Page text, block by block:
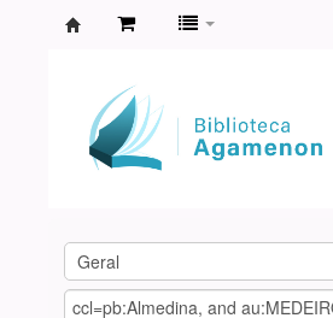
Agamenon
Magalhães